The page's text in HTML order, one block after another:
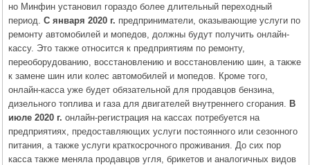
но Минфин установил гораздо более длительный переходный
период. С января 2020 г. предприниматели, оказывающие услуги по
ремонту автомобилей и мопедов, должны будут получить онлайн-
кассу. Это также относится к предприятиям по ремонту,
переоборудованию, восстановлению и восстановлению шин, а также
к замене шин или колес автомобилей и мопедов. Кроме того,
онлайн-касса уже будет обязательной для продавцов бензина,
дизельного топлива и газа для двигателей внутреннего сгорания. В
июле 2020 г. онлайн-регистрация на кассах потребуется на
предприятиях, предоставляющих услуги постоянного или сезонного
питания, а также услуги краткосрочного проживания. До сих пор
касса также меняла продавцов угля, брикетов и аналогичных видов